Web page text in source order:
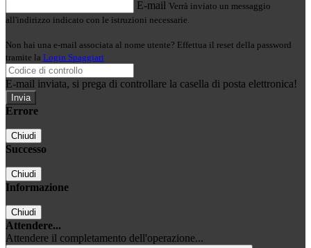
E-mail Verrà inviato un messaggio
all'indirizzo indicato con le istruzioni necessarie.
Non hai una e-mail associata al nome utente? Effettua il reset della password
tramite la Login Spaggiari
E-mail inviata, si prega di controllare la casella di posta elettronica!
Errore
Chiudi
Successo
Chiudi
Informazione
Chiudi
Attendere...
Attendere il completamento dell'operazione...